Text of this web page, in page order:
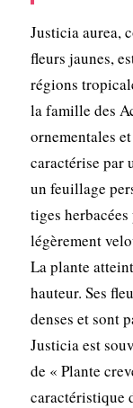
Justicia aurea,
fleurs jaunes,
régions
la famille des
ornementales
caractérise par
un feuillage
tiges
légèrement
La plante
hauteur. Ses
denses et sont
Justicia est
de « Plante
caractéristique